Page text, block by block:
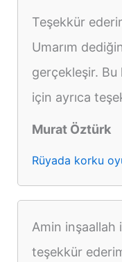
Teşekkür
Umarım
gerçekleşir. Bu
için ayrıca
Murat Öztürk
Rüyada korku
Amin inşaallah
teşekkür